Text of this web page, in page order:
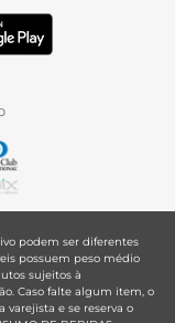
podem ser diferentes
possuem peso médio
sujeitos à
Caso falte algum item, o
varejista e se reserva o